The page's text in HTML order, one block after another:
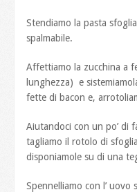
Stendiamo la pasta
spalmabile.
Affettiamo la zucchina a
lunghezza) e
fette di bacon e,
Aiutandoci con un po’ di
tagliamo il rotolo di
disponiamole su di una
Spennelliamo con l’